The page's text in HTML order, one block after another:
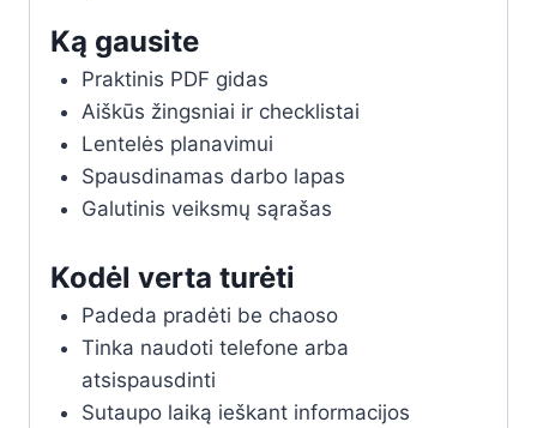
Ką gausite
Praktinis PDF gidas
Aiškūs žingsniai ir checklistai
Lentelės planavimui
Spausdinamas darbo lapas
Galutinis veiksmų sąrašas
Kodėl verta turėti
Padeda pradėti be chaoso
Tinka naudoti telefone arba
atsispausdinti
Sutaupo laiką ieškant informacijos